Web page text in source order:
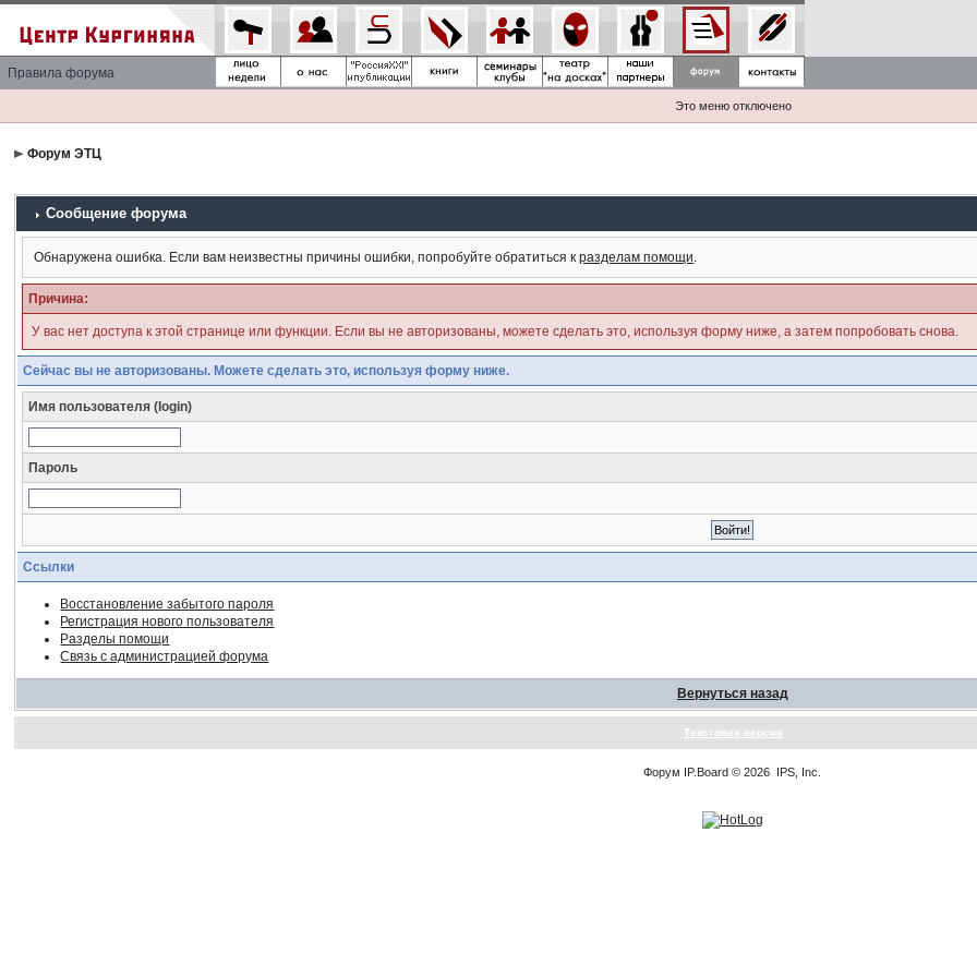
Правила форума
Это меню отключено
Форум ЭТЦ
Сообщение форума
Обнаружена ошибка. Если вам неизвестны причины ошибки, попробуйте обратиться кразделам помощи.
Причина:
У вас нет доступа к этой странице или функции. Если вы не авторизованы, можете сделать это, используя форму ниже, а затем попробовать снова.
Сейчас вы не авторизованы. Можете сделать это, используя форму ниже.
Имя пользователя (login)
Пароль
Ссылки
Восстановление забытого пароля
Регистрация нового пользователя
Разделы помощи
Связь с администрацией форума
Вернуться назад
Текстовая версия
Форум IP.Board © 2026 IPS, Inc